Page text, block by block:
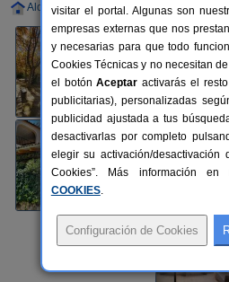
Alquiler completo 6+2 plazas 60
visitar el portal. Algunas son
empresas externas que nos
y necesarias para que todo
Cookies Técnicas y no necesitan
el botónAceptar activarás el
publicitarias), personalizadas
publicidad ajustada a tus
desactivarlas por completo
elegir su activación/desactivación
Cookies”. Más información en
COOKIES.